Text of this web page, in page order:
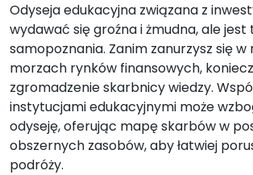
Odyseja edukacyjna związana z
wydawać się groźna i żmudna, ale
samopoznania. Zanim zanurzysz się
morzach rynków finansowych,
zgromadzenie skarbnicy wiedzy.
instytucjami edukacyjnymi może
odyseję, oferując mapę skarbów w
obszernych zasobów, aby łatwiej
podróży.